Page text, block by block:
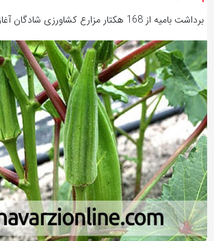
برداشت بامیه از 168 هکتار مزارع کشاورزی شادگان آغاز شد.